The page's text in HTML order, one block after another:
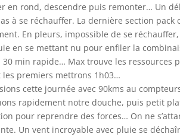
en rond, descendre puis remonter… Un
à se réchauffer. La dernière section
En pleurs, impossible de se
en se mettant nu pour enfiler la
30 min rapide… Max trouve les
les premiers mettrons 1h03…
cette journée avec 90kms au
rapidement notre douche, puis petit
pour reprendre des forces… On ne
Un vent incroyable avec pluie se